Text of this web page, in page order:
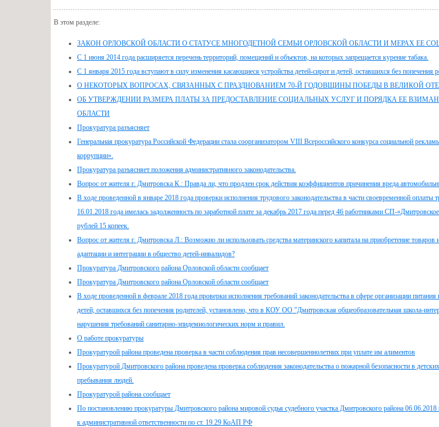
В этом разделе:
ЗАКОН ОРЛОВСКОЙ ОБЛАСТИ О СТАТУСЕ МНОГОДЕТНОЙ СЕМЬИ ОРЛОВСКОЙ ОБЛАСТИ И МЕРАХ ЕЕ
С 1 июня 2014 года расширяется перечень территорий, помещений и объектов, на которых запрещается курение табака.
С 1 января 2015 года вступают в силу изменения касающиеся устройства детей-сирот и детей, оставшихся без попечения
О НЕКОТОРЫХ ВОПРОСАХ, СВЯЗАННЫХ С ПРАЗДНОВАНИЕМ 70-Й ГОДОВЩИНЫ ПОБЕДЫ В ВЕЛИКОЙ
ОБ УТВЕРЖДЕНИИ РАЗМЕРА ПЛАТЫ ЗА ПРЕДОСТАВЛЕНИЕ СОЦИАЛЬНЫХ УСЛУГ И ПОРЯДКА ЕЕ
ОБЛАСТИ
Прокуратура разъясняет
Генеральная прокуратура Российской Федерации стала соорганизатором VIII Всероссийского конкурса социальной
коррупции».
Прокуратура разъясняет положения административного законодательства.
Вопрос от жителя г. Дмитровска К.: Правда ли, что продлен срок действия коэффициентов причинения вреда
В ходе проведенной в январе 2018 года проверки исполнения трудового законодательства в части своевременной оплаты
16.01.2018 года имелась задолженность по заработной плате за декабрь 2017 года перед 46 работниками СП-
рублей 15 копеек.
Вопрос от жителя г. Дмитровска Л.: Возможно ли использовать средства материнского капитала на приобретение товаров
адаптации и интеграции в общество детей-инвалидов?
Прокуратура Дмитровского района Орловской области сообщает
Прокуратура Дмитровского района Орловской области сообщает
В ходе проведенной в феврале 2018 года проверки исполнения требований законодательства в сфере организации
детей, оставшихся без попечения родителей, установлено, что в КОУ ОО "Дмитровская общеобразовательная школа-
нарушения требований санитарно-эпидемиологических норм и правил.
О работе прокуратуры
Прокуратурой района проведена проверка в части соблюдения прав несовершеннолетних при уплате им алиментов
Прокуратурой Дмитровского района проведена проверка соблюдения законодательства о пожарной безопасности в
пребывания людей.
Прокуратурой района сообщает
По постановлению прокуратуры Дмитровского района мировой судья судебного участка Дмитровского района
к административной ответственности по ст. 19.29 КоАП РФ